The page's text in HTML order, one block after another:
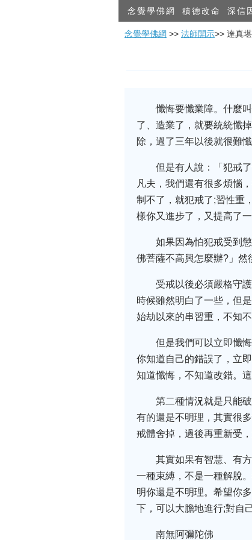
念覺學佛網 積德改命 深信
念覺學佛網 >> 法師開示>> 達真
懺悔要懺業障。什麼
了、造業了，就要統統懺
除，過了三年以後就很難
但是有人說：「犯戒
凡夫，我們還有很多煩惱
制不了，就犯戒了;習性重
樣你又進步了，又提高了一
如果因為怕犯戒受到
佛菩薩不高興怎麼辦?」然
受戒以後必須嚴格守
時候雖然明白了一些，但
始劫以來的串習重，不知不
但是我們可以立即懺
你知道自己的錯誤了，立
知道懺悔，不知道改錯。這
第二種情況就是只能
有的還是不明理，其實很
戒體舍掉，過後再重新受
其實如果有智慧、有
一種束縛，不是一種解脫
明你還是不明理。希望你
下，可以大膽地進行;對自
南無阿彌陀佛